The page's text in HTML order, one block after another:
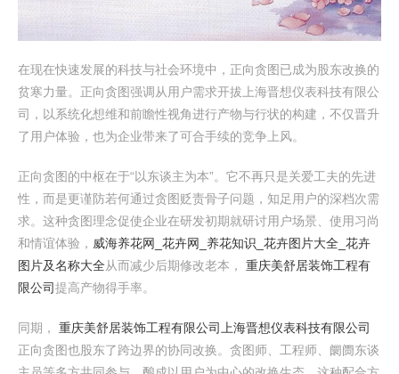
在现在快速发展的科技与社会环境中，正向贪图已成为股东改换的
贫寒力量。正向贪图强调从用户需求开拔上海晋想仪表科技有限公
司，以系统化想维和前瞻性视角进行产物与行状的构建，不仅晋升
了用户体验，也为企业带来了可合手续的竞争上风。
正向贪图的中枢在于“以东谈主为本”。它不再只是关爱工夫的先进
性，而是更谨防若何通过贪图贬责骨子问题，知足用户的深档次需
求。这种贪图理念促使企业在研发初期就研讨用户场景、使用习尚
和情谊体验， 威海养花网_花卉网_养花知识_花卉图片大全_花卉
图片及名称大全从而减少后期修改老本， 重庆美舒居装饰工程有
限公司提高产物得手率。
同期， 重庆美舒居装饰工程有限公司
上海晋想仪表科技有限公司
正向贪图也股东了跨边界的协同改换。贪图师、工程师、阛阓东谈